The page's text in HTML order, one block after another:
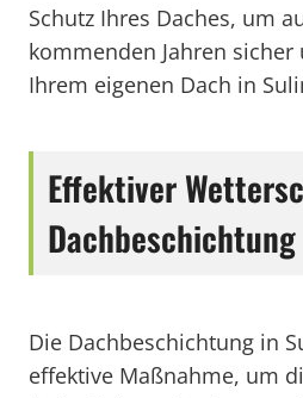
Schutz Ihres Daches, um
kommenden Jahren
Ihrem eigenen Dach in
Effektiver
Die Dachbeschichtung in
effektive Maßnahme, um